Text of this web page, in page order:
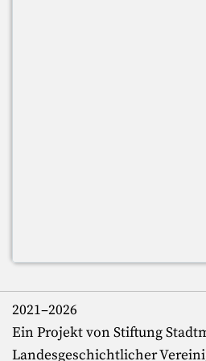
2021–2026
Ein Projekt von Stiftung
Landesgeschichtlicher